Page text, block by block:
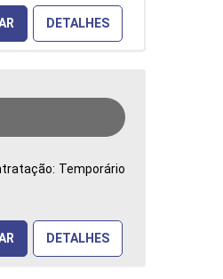
DETALHES
Temporário
DETALHES